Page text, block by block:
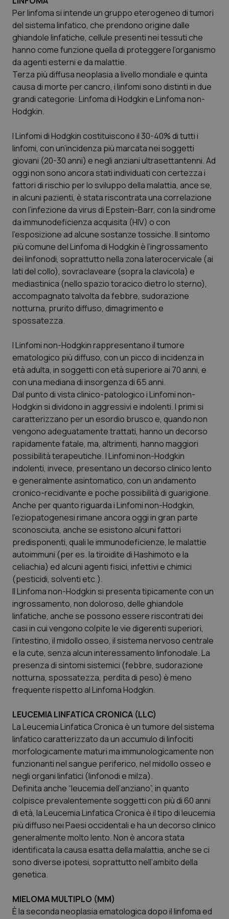
Scienza e Farmaci
Studi e Analisi
Lettere al direttore
Edizioni Regionali
QS Pro
Professionisti Sanitari.AI
Abruzzo
Basilicata
Calabria
Campania
Emilia-Romagna
Friuli Venezia Giulia
Lazio
Liguria
Lombardia
Marche
Molise
Piemonte
Provincia Autonoma di Bolzano
Provincia Autonoma di Trento
Puglia
Sardegna
Sicilia
Toscana
Umbria
Valle D’Aosta
Veneto
QS Pro Gold
Artrite & artrosi
Asma & BPCO
Car-T
Colesterolo & coronaropatie
Dermatite Atopica
Diabete & glucometri
Disturbi dell’umore
Dolore
Donna & Salute
Epatiti
HIV
Infezioni & Febbre
Ipertensione & Scompenso
Malattie rare
Malattia di Crohn & Rettocolite Ulcerosa
Neuroscienze & patologie neurodegenerative
Obesità
Oftalmologia
Oncodermatologia
Oncoematologia
Oncologia & Nutrizione
Psoriasi & pelle
Quotidiano Cardiologia
Quotidiano Chirurgia
Quotidiano Oncologia
Quotidiano Pediatria
Rene & patologie urogenitali
QS Club Newsletter
Per linfoma si intende un gruppo eterogeneo di tumori
del sistema linfatico, che prendono origine dalle
ghiandole linfatiche, cellule presenti nei tessuti che
hanno come funzione quella di proteggere l’organismo
da agenti esterni e da malattie.
Terza più diffusa neoplasia a livello mondiale e quinta
causa di morte per cancro, i linfomi sono distinti in due
grandi categorie: Linfoma di Hodgkin e Linfoma non-
Hodgkin.
I Linfomi di Hodgkin costituiscono il 30-40% di tutti i
linfomi, con un’incidenza più marcata nei soggetti
giovani (20-30 anni) e negli anziani ultrasettantenni. Ad
oggi non sono ancora stati individuati con certezza i
fattori di rischio per lo sviluppo della malattia, ance se,
in alcuni pazienti, è stata riscontrata una correlazione
con l’infezione da virus di Epstein-Barr, con la sindrome
da immunodeficienza acquisita (HIV) o con
l’esposizione ad alcune sostanze tossiche. Il sintomo
più comune del Linfoma di Hodgkin è l’ingrossamento
dei linfonodi, soprattutto nella zona laterocervicale (ai
lati del collo), sovraclaveare (sopra la clavicola) e
mediastinica (nello spazio toracico dietro lo sterno),
accompagnato talvolta da febbre, sudorazione
notturna, prurito diffuso, dimagrimento e
spossatezza.
I Linfomi non-Hodgkin rappresentano il tumore
ematologico più diffuso, con un picco di incidenza in
età adulta, in soggetti con età superiore ai 70 anni, e
con una mediana di insorgenza di 65 anni.
Dal punto di vista clinico-patologico i Linfomi non-
Hodgkin si dividono in aggressivi e indolenti. I primi si
caratterizzano per un esordio brusco e, quando non
vengono adeguatamente trattati, hanno un decorso
rapidamente fatale, ma, altrimenti, hanno maggiori
possibilità terapeutiche. I Linfomi non-Hodgkin
indolenti, invece, presentano un decorso clinico lento
e generalmente asintomatico, con un andamento
cronico-recidivante e poche possibilità di guarigione.
Anche per quanto riguarda i Linfomi non-Hodgkin,
l’eziopatogenesi rimane ancora oggi in gran parte
sconosciuta, anche se esistono alcuni fattori
predisponenti, quali le immunodeficienze, le malattie
autoimmuni (per es. la tiroidite di Hashimoto e la
celiachia) ed alcuni agenti fisici, infettivi e chimici
(pesticidi, solventi etc.).
Il Linfoma non-Hodgkin si presenta tipicamente con un
ingrossamento, non doloroso, delle ghiandole
linfatiche, anche se possono essere riscontrati dei
casi in cui vengono colpite le vie digerenti superiori,
l’intestino, il midollo osseo, il sistema nervoso centrale
e la cute, senza alcun interessamento linfonodale. La
presenza di sintomi sistemici (febbre, sudorazione
notturna, spossatezza, perdita di peso) è meno
frequente rispetto al Linfoma Hodgkin.
LEUCEMIA LINFATICA CRONICA (LLC)
La Leucemia Linfatica Cronica è un tumore del sistema
linfatico caratterizzato da un accumulo di linfociti
morfologicamente maturi ma immunologicamente non
funzionanti nel sangue periferico, nel midollo osseo e
negli organi linfatici (linfonodi e milza).
Definita anche “leucemia dell’anziano”, in quanto
colpisce prevalentemente soggetti con più di 60 anni
di età, la Leucemia Linfatica Cronica è il tipo di leucemia
più diffuso nei Paesi occidentali e ha un decorso clinico
generalmente molto lento. Non è ancora stata
identificata la causa esatta della malattia, anche se ci
sono diverse ipotesi, soprattutto nell’ambito della
genetica.
MIELOMA MULTIPLO (MM)
È la seconda neoplasia ematologica dopo il linfoma ed